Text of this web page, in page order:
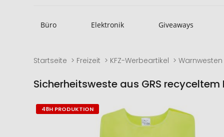
Büro Elektronik Giveaways
Startseite Freizeit KFZ-Werbeartikel Warnwesten
Sicherheitsweste aus GRS recyceltem
Zum
Ende
Zum
Anfang
48H PRODUKTION